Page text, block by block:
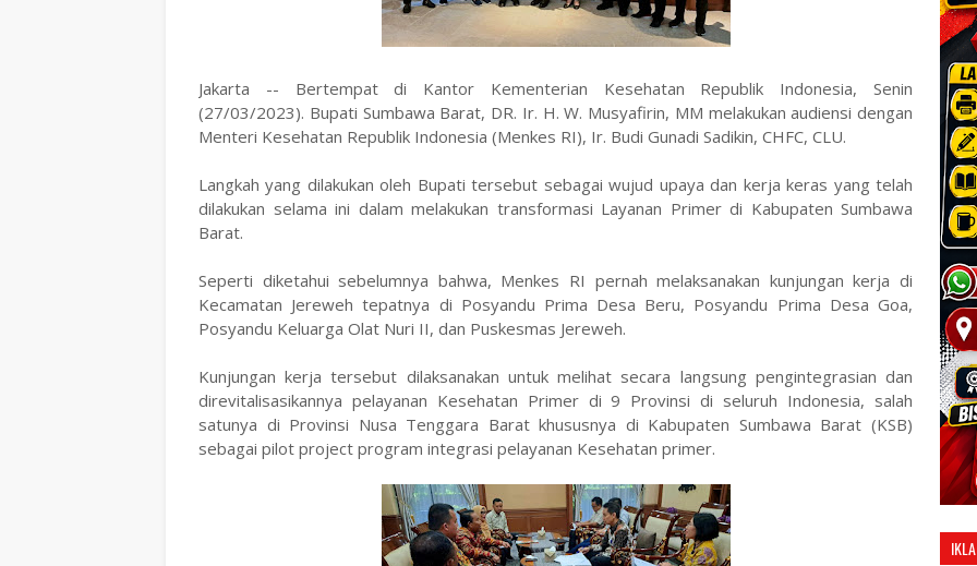
Jakarta -- Bertempat di Kantor Kementerian Kesehatan Republik Indonesia, Senin
(27/03/2023). Bupati Sumbawa Barat, DR. Ir. H. W. Musyafirin, MM melakukan audiensi dengan
Menteri Kesehatan Republik Indonesia (Menkes RI), Ir. Budi Gunadi Sadikin, CHFC, CLU.
Langkah yang dilakukan oleh Bupati tersebut sebagai wujud upaya dan kerja keras yang telah
dilakukan selama ini dalam melakukan transformasi Layanan Primer di Kabupaten Sumbawa
Barat.
Seperti diketahui sebelumnya bahwa, Menkes RI pernah melaksanakan kunjungan kerja di
Kecamatan Jereweh tepatnya di Posyandu Prima Desa Beru, Posyandu Prima Desa Goa,
Posyandu Keluarga Olat Nuri II, dan Puskesmas Jereweh.
Kunjungan kerja tersebut dilaksanakan untuk melihat secara langsung pengintegrasian dan
direvitalisasikannya pelayanan Kesehatan Primer di 9 Provinsi di seluruh Indonesia, salah
satunya di Provinsi Nusa Tenggara Barat khususnya di Kabupaten Sumbawa Barat (KSB)
sebagai pilot project program integrasi pelayanan Kesehatan primer.